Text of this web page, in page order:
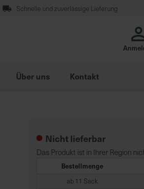
Schnelle und zuverlässige Lieferung
Über uns Kontakt
Nicht lieferbar
Das Produkt ist in Ihrer Region
Bestellmenge
ab 11 Sack